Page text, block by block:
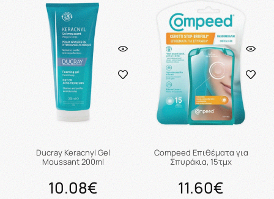
Ducray Keracnyl Gel
Moussant 200ml
10.08€
Compeed Επιθέματα για
Σπυράκια, 15τμχ
11.60€